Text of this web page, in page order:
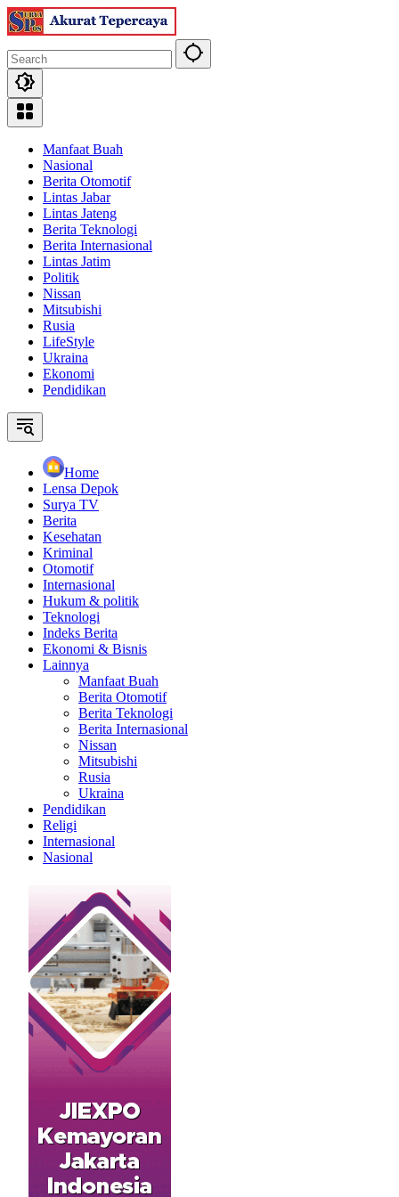
Skip
to
Manfaat Buah
Nasional
Berita Otomotif
Lintas Jabar
Lintas Jateng
Berita Teknologi
Berita Internasional
Lintas Jatim
Politik
Nissan
Mitsubishi
Rusia
LifeStyle
Ukraina
Ekonomi
Pendidikan
Home
Lensa Depok
Surya TV
Berita
Kesehatan
Kriminal
Otomotif
Internasional
Hukum & politik
Teknologi
Indeks Berita
Ekonomi & Bisnis
Lainnya
Manfaat Buah
Berita Otomotif
Berita Teknologi
Berita Internasional
Nissan
Mitsubishi
Rusia
Ukraina
Pendidikan
Religi
Internasional
Nasional